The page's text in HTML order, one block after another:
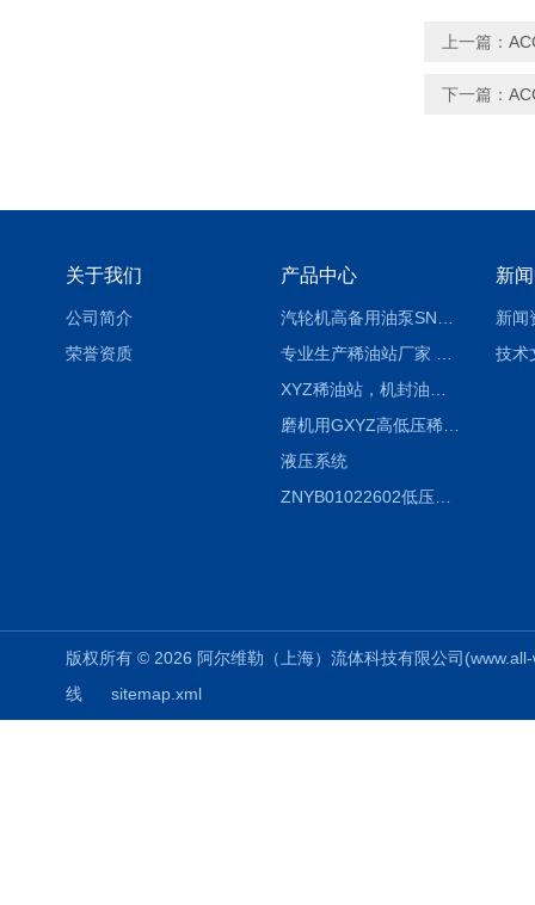
上一篇：
下一篇：
关于我们
公司简介
荣誉资质
产品中心
磨机用GXYZ高低压稀油站，静压油润滑系统
液压系统
ZNYB01022602低压螺杆泵
新
新闻
技术
版权所有 © 2026 阿尔维勒（上海）流体科技有限公司
线
sitemap.xml